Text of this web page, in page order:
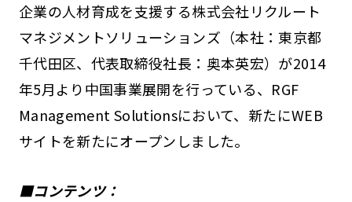
企業の人材育成を支援する株式会社リクルート
マネジメントソリューションズ（本社：東京都
千代田区、代表取締役社長：奥本英宏）が2014
年5月より中国事業展開を行っている、RGF
Management Solutionsにおいて、新たにWEB
サイトを新たにオープンしました。
■コンテンツ：